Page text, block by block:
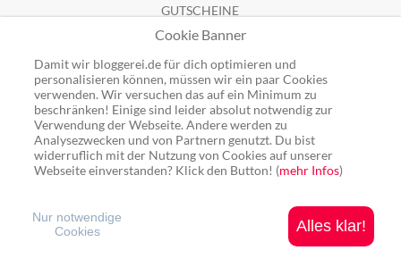
GUTSCHEINE
Top-Gutscheine
Alle Shops
Ping: http://rpc.bloggerei.de/ping/ (*nur für angemeldete Blogs)
Blogverzeichnis Bloggerei.de © 2006 - 2026
Cookie Banner
Damit wir bloggerei.de für dich optimieren und
personalisieren können, müssen wir ein paar Cookies
verwenden. Wir versuchen das auf ein Minimum zu
beschränken! Einige sind leider absolut notwendig zur
Verwendung der Webseite. Andere werden zu
Analysezwecken und von Partnern genutzt. Du bist
widerruflich mit der Nutzung von Cookies auf unserer
Webseite einverstanden? Klick den Button! (mehr Infos)
Alles klar!
Nur notwendige
Cookies